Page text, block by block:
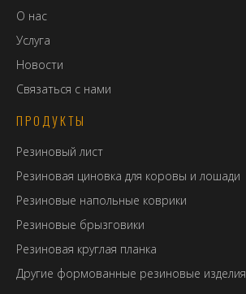
О нас
Услуга
Новости
Связаться с нами
ПРОДУКТЫ
Резиновый лист
Резиновая циновка для коровы и лошади
Резиновые напольные коврики
Резиновые брызговики
Резиновая круглая планка
Другие формованные резиновые изделия